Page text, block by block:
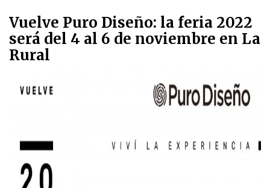
Vuelve Puro Diseño: la feria 2022
será del 4 al 6 de noviembre en La
Rural